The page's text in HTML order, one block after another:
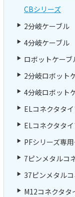
CBシリーズ
2分岐ケーブル
4分岐ケーブル
ロボットケーブ
2分岐ロボット
4分岐ロボット
ELコネクタタ
ELコネクタタ
PFシリーズ専
7ピンメタルコ
37ピンメタル
M12コネクタ